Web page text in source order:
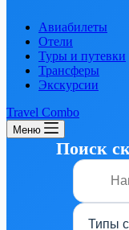
Авиабилеты
Отели
Туры и путевки
Трансферы
Экскурсии
Travel Combo
Меню
Поиск